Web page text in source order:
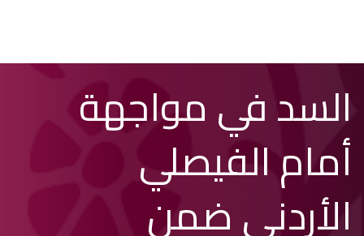
إلى
المحتوى
الرئيسي
السد في مواجهة
أمام الفيصلي
الأردني ضمن